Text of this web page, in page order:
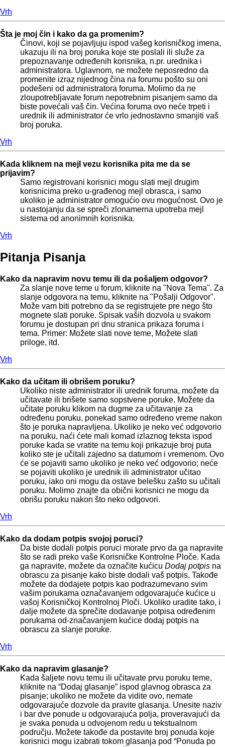
Vrh
Šta je moj čin i kako da ga promenim?
Činovi, koji se pojavljuju ispod vašeg korisničkog imena,
ukazuju ili na broj poruka koje ste poslali ili služe za
prepoznavanje određenih korisnika, n.pr. urednika i
administratora. Uglavnom, ne možete neposredno da
promenite izraz nijednog čina na forumu pošto su oni
podešeni od administratora foruma. Molimo da ne
zloupotrebljavate forum nepotrebnim pisanjem samo da
biste povećali vaš čin. Većina foruma ovo neće trpeti i
urednik ili administrator će vrlo jednostavno smanjiti vaš
broj poruka.
Vrh
Kada kliknem na mejl vezu korisnika pita me da se
prijavim?
Samo registrovani korisnici mogu slati mejl drugim
korisnicima preko u-građenog mejl obrasca, i samo
ukoliko je administrator omogućio ovu mogućnost. Ovo je
u nastojanju da se spreči zlonamerna upotreba mejl
sistema od anonimnih korisnika.
Vrh
Pitanja Pisanja
Kako da napravim novu temu ili da pošaljem odgovor?
Za slanje nove teme u forum, kliknite na "Nova Tema". Za
slanje odgovora na temu, kliknite na "Pošalji Odgovor".
Može vam biti potrebno da se registrujete pre nego što
mognete slati poruke. Spisak vaših dozvola u svakom
forumu je dostupan pri dnu stranica prikaza foruma i
tema. Primer: Možete slati nove teme, Možete slati
priloge, itd.
Vrh
Kako da učitam ili obrišem poruku?
Ukoliko niste administrator ili urednik foruma, možete da
učitavate ili brišete samo sopstvene poruke. Možete da
učitate poruku klikom na dugme za učitavanje za
određenu poruku, ponekad samo određeno vreme nakon
što je poruka napravljena. Ukoliko je neko već odgovorio
na poruku, naći ćete mali komad izlaznog teksta ispod
poruke kada se vratite na temu koji prikazuje broj puta
koliko ste je učitali zajedno sa datumom i vremenom. Ovo
će se pojaviti samo ukoliko je neko već odgovorio; neće
se pojaviti ukoliko je urednik ili administrator učitao
poruku, iako oni mogu da ostave belešku zašto su učitali
poruku. Molimo znajte da obični korisnici ne mogu da
obrišu poruku nakon što neko odgovori.
Vrh
Kako da dodam potpis svojoj poruci?
Da biste dodali potpis poruci morate prvo da ga napravite
što se radi preko vaše Korisničke Kontrolne Ploče. Kada
ga napravite, možete da označite kućicu Dodaj potpis na
obrascu za pisanje kako biste dodali vaš potpis. Takođe
možete da dodajete potpis kao podrazumevano svim
vašim porukama označavanjem odgovarajuće kućice u
vašoj Korisničkoj Kontrolnoj Ploči. Ukoliko uradite tako, i
dalje možete da sprečite dodavanje potpisa određenim
porukama od-značavanjem kućice dodaj potpis na
obrascu za slanje poruke.
Vrh
Kako da napravim glasanje?
Kada šaljete novu temu ili učitavate prvu poruku teme,
kliknite na “Dodaj glasanje” ispod glavnog obrasca za
pisanje; ukoliko ne možete da vidite ovo, nemate
odgovarajuće dozvole da pravite glasanja. Unesite naziv
i bar dve ponude u odgovarajuća polja, proveravajući da
je svaka ponuda u odvojenom redu u tekstualnom
području. Možete takođe da postavite broj ponuda koje
korisnici mogu izabrati tokom glasanja pod “Ponuda po